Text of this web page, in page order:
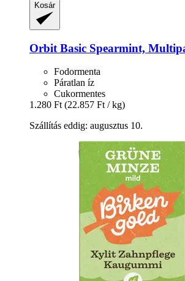
Kosár
Orbit Basic Spearmint,
Fodormenta
Páratlan íz
Cukormentes
1.280 Ft (22.857 Ft / kg)
Szállítás eddig: augusztus 10.